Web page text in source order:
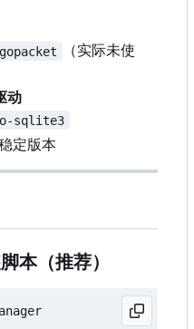
（实际未使
动
sqlite3
定版本
本（推荐）